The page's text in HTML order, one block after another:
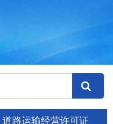
道路运输经营许可证